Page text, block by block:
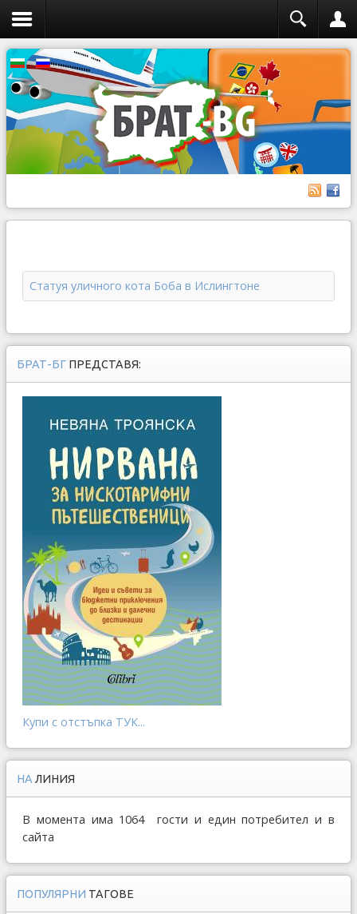
Статуя уличного кота Боба в Ислингтоне
БРАТ-БГ ПРЕДСТАВЯ:
Купи с отстъпка ТУК...
НА ЛИНИЯ
В момента има 1064 гости и един потребител и в
сайта
ПОПУЛЯРНИ ТАГОВЕ